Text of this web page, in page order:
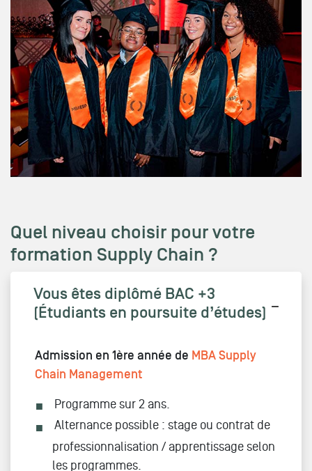
Quel niveau choisir pour votre
formation Supply Chain ?
Vous êtes diplômé BAC +3
(Étudiants en poursuite d’études)
Admission en 1ère année de MBA Supply
Chain Management
Programme sur 2 ans.
Alternance possible : stage ou contrat de
professionnalisation / apprentissage selon
les programmes.